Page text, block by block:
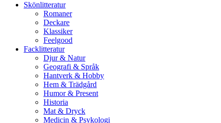
Skönlitteratur
Romaner
Deckare
Klassiker
Feelgood
Facklitteratur
Djur & Natur
Geografi & Språk
Hantverk & Hobby
Hem & Trädgård
Humor & Present
Historia
Mat & Dryck
Medicin & Psykologi